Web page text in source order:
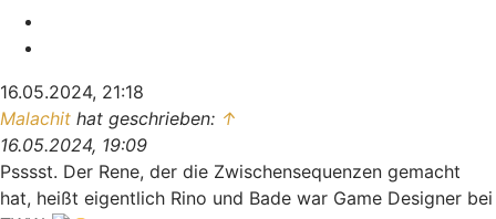
16.05.2024, 21:18
Malachit hat geschrieben: ↑
16.05.2024, 19:09
Psssst. Der Rene, der die Zwischensequenzen gemacht
hat, heißt eigentlich Rino und Bade war Game Designer bei